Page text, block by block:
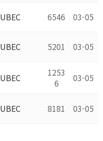
UBEC 6546 03-05
UBEC 5201 03-05
UBEC
1253
6
03-05
UBEC 8181 03-05